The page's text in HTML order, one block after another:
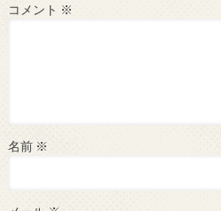
コメント ※
名前 ※